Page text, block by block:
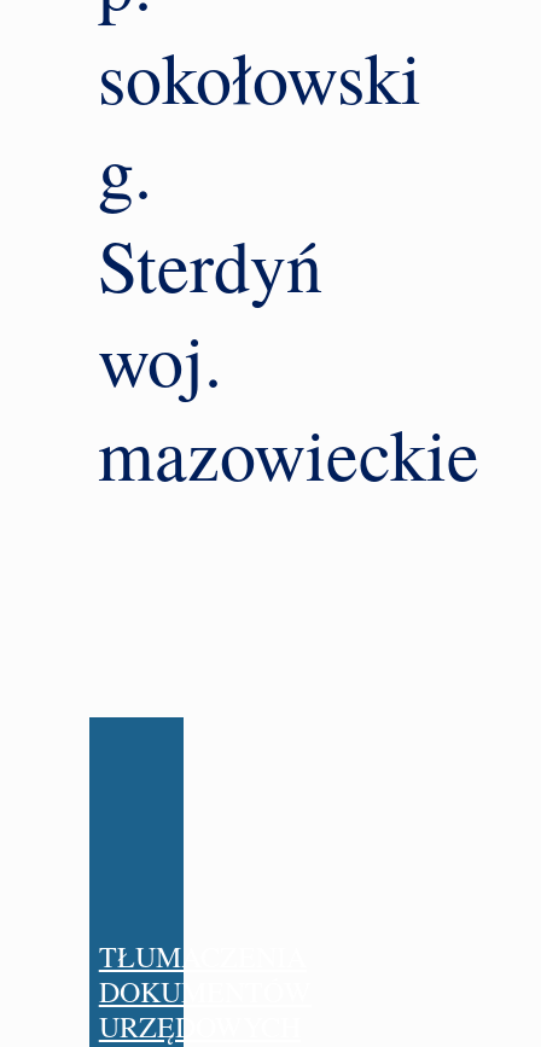
sokołowski
g.
Sterdyń
woj.
mazowieckie
TŁUMACZENIA
DOKUMENTÓW
URZĘDOWYCH